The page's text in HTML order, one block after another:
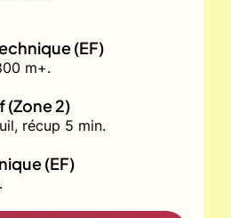
(EF)
m+.
(Zone 2)
récup 5 min.
(EF)